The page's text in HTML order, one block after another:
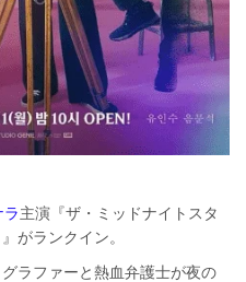
主演『ザ・ミッドナイトスタ
がランクイン。
ラファーと熱血弁護士が夜の